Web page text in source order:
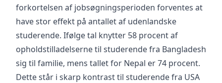
forkortelsen af jobsøgningsperioden forventes at
have stor effekt på antallet af udenlandske
studerende. Ifølge tal knytter 58 procent af
opholdstilladelserne til studerende fra Bangladesh
sig til familie, mens tallet for Nepal er 74 procent.
Dette står i skarp kontrast til studerende fra USA